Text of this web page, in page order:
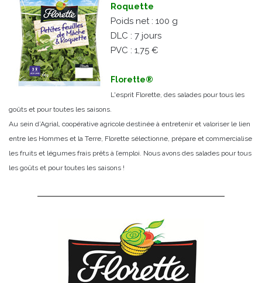
Roquette
Poids net : 100 g
DLC : 7 jours
PVC : 1,75 €
Florette®
L'esprit Florette, des salades pour tous les
goûts et pour toutes les saisons.
Au sein d’Agrial, coopérative agricole destinée à entretenir et valoriser le lien
entre les Hommes et la Terre, Florette sélectionne, prépare et commercialise
les fruits et légumes frais prêts à l’emploi. Nous avons des salades pour tous
les goûts et pour toutes les saisons !